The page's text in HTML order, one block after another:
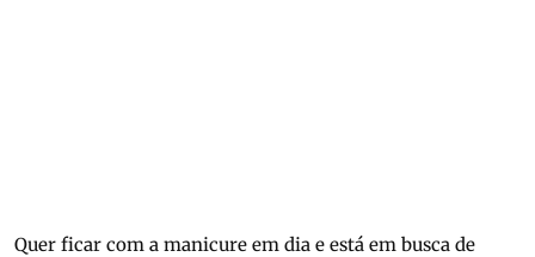
Quer ficar com a manicure em dia e está em busca de